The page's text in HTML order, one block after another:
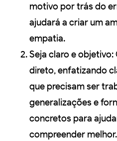
motivo por trás do
ajudará a criar um
empatia.
Seja claro e
direto, enfatizando
que precisam ser
generalizações e
concretos para
compreender melhor.